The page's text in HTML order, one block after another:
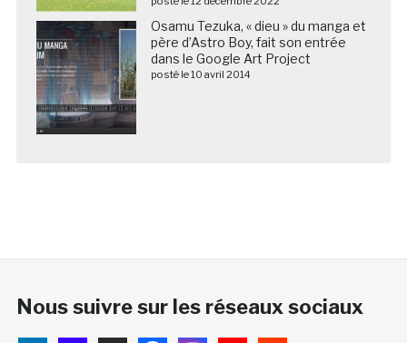
Osamu Tezuka, « dieu » du manga et
père d’Astro Boy, fait son entrée
dans le Google Art Project
posté le 10 avril 2014
Nous suivre sur les réseaux sociaux